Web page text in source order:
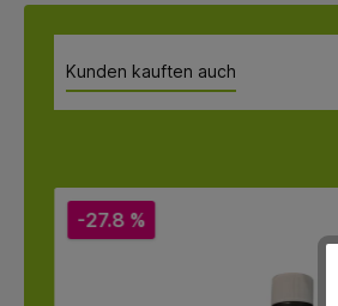
Kunden kauften auch
-27.8 %